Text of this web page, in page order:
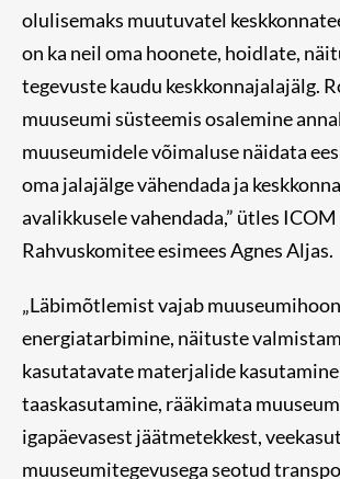
olulisemaks muutuvatel
on ka neil oma hoonete, hoidlate,
tegevuste kaudu keskkonnajalajälg.
muuseumi süsteemis osalemine
muuseumidele võimaluse näidata
oma jalajälge vähendada ja
avalikkusele vahendada,” ütles ICOM
Rahvuskomitee esimees Agnes Aljas.
„Läbimõtlemist vajab
energiatarbimine, näituste
kasutatavate materjalide
taaskasutamine, rääkimata
igapäevasest jäätmetekkest,
muuseumitegevusega seotud